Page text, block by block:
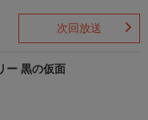
次回放送
ー 黒の仮面